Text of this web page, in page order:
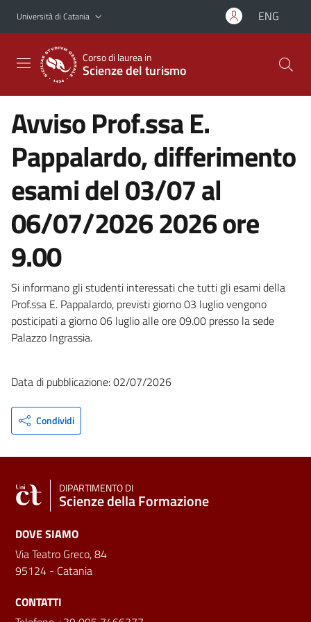
Vai al contenuto principale
Vai al menu di navigazione
Università di Catania ENG
Corso di laurea in
Scienze del turismo
Avviso Prof.ssa E.
Pappalardo, differimento
esami del 03/07 al
06/07/2026 2026 ore
9.00
Si informano gli studenti interessati che tutti gli esami della
Prof.ssa E. Pappalardo, previsti giorno 03 luglio vengono
posticipati a giorno 06 luglio alle ore 09.00 presso la sede
Palazzo Ingrassia.
Data di pubblicazione: 02/07/2026
Condividi
DIPARTIMENTO DI
Scienze della Formazione
DOVE SIAMO
Via Teatro Greco, 84
95124 - Catania
CONTATTI